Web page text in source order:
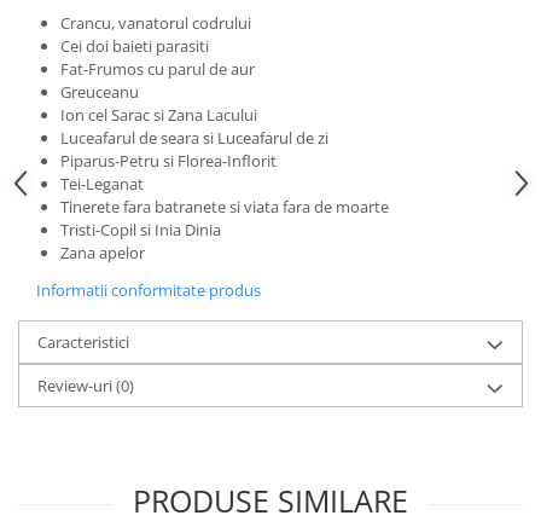
Crancu, vanatorul codrului
Cei doi baieti parasiti
Fat-Frumos cu parul de aur
Greuceanu
Ion cel Sarac si Zana Lacului
Luceafarul de seara si Luceafarul de zi
Piparus-Petru si Florea-Inflorit
Tei-Leganat
Tinerete fara batranete si viata fara de moarte
Tristi-Copil si Inia Dinia
Zana apelor
Informatii conformitate produs
Caracteristici
Review-uri(0)
PRODUSE SIMILARE